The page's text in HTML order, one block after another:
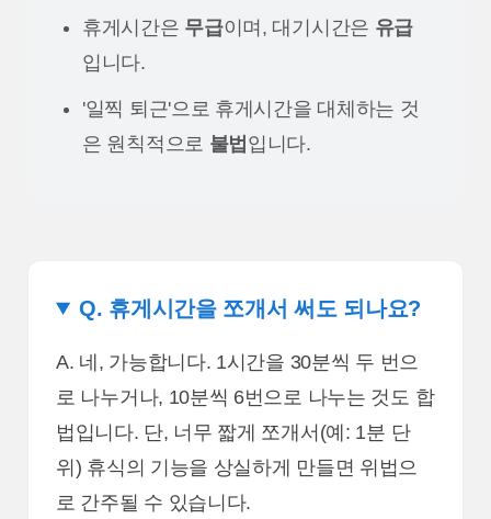
휴게시간은 무급이며, 대기시간은 유급
입니다.
'일찍 퇴근'으로 휴게시간을 대체하는 것
은 원칙적으로 불법 입니다.
Q. 휴게시간을 쪼개서 써도 되나요?
A. 네, 가능합니다. 1시간을 30분씩 두 번으
로 나누거나, 10분씩 6번으로 나누는 것도 합
법입니다. 단, 너무 짧게 쪼개서(예: 1분 단
위) 휴식의 기능을 상실하게 만들면 위법으
로 간주될 수 있습니다.